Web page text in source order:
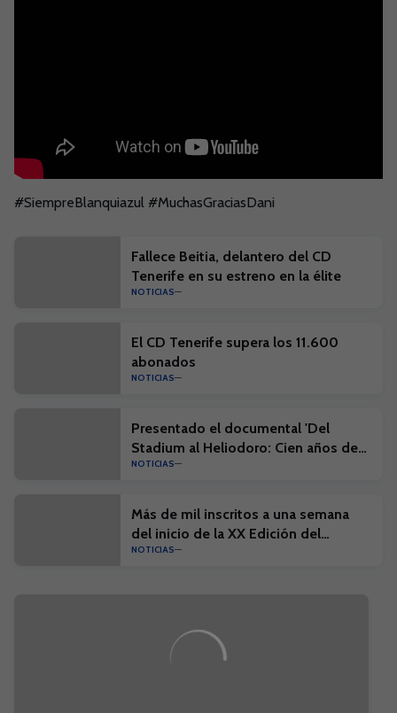
#SiempreBlanquiazul #MuchasGraciasDani
Fallece Beitia, delantero del CD
Tenerife en su estreno en la élite
NOTICIAS
El CD Tenerife supera los 11.600
abonados
NOTICIAS
Presentado el documental 'Del
Stadium al Heliodoro: Cien años de
historia'
NOTICIAS
Más de mil inscritos a una semana
del inicio de la XX Edición del
Campus Suma y el I Campus Suma
NOTICIAS